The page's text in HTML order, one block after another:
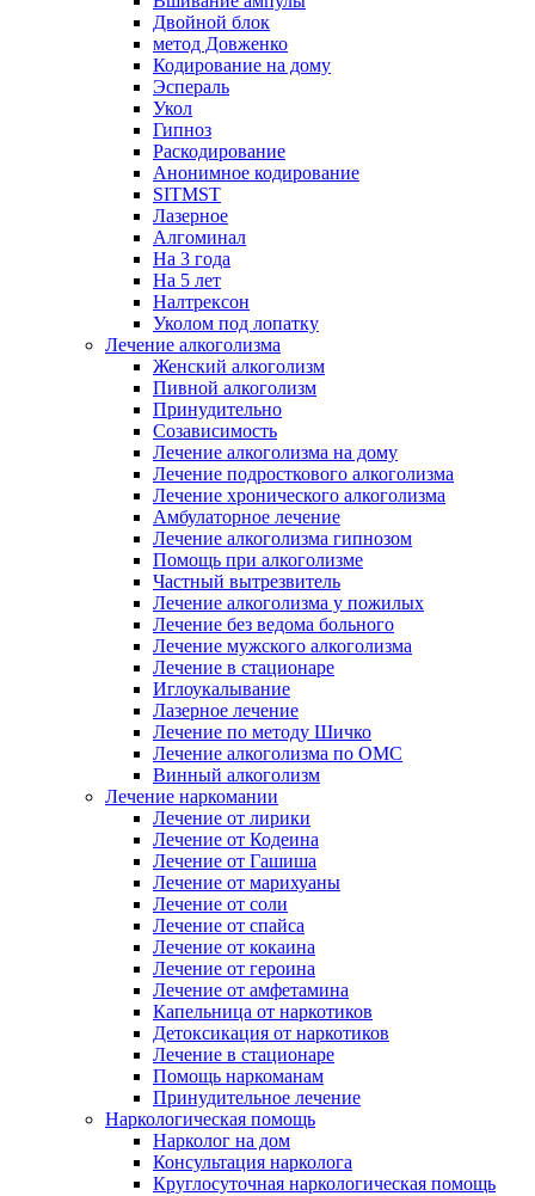
Двойной блок
метод Довженко
Кодирование на дому
Эспераль
Укол
Гипноз
Раскодирование
Анонимное кодирование
SITMST
Лазерное
Алгоминал
На 3 года
На 5 лет
Налтрексон
Уколом под лопатку
Лечение алкоголизма
Женский алкоголизм
Пивной алкоголизм
Принудительно
Созависимость
Лечение алкоголизма на дому
Лечение подросткового алкоголизма
Лечение хронического алкоголизма
Амбулаторное лечение
Лечение алкоголизма гипнозом
Помощь при алкоголизме
Частный вытрезвитель
Лечение алкоголизма у пожилых
Лечение без ведома больного
Лечение мужского алкоголизма
Лечение в стационаре
Иглоукалывание
Лазерное лечение
Лечение по методу Шичко
Лечение алкоголизма по ОМС
Винный алкоголизм
Лечение наркомании
Лечение от лирики
Лечение от Кодеина
Лечение от Гашиша
Лечение от марихуаны
Лечение от соли
Лечение от спайса
Лечение от кокаина
Лечение от героина
Лечение от амфетамина
Капельница от наркотиков
Детоксикация от наркотиков
Лечение в стационаре
Помощь наркоманам
Принудительное лечение
Наркологическая помощь
Нарколог на дом
Консультация нарколога
Круглосуточная наркологическая помощь